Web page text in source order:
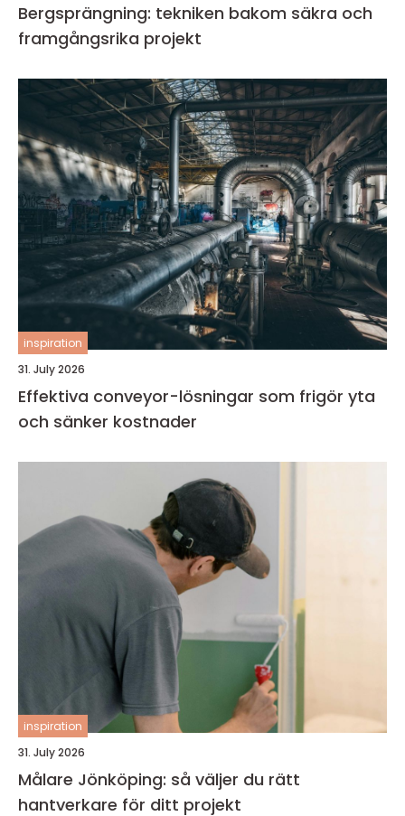
Bergsprängning: tekniken bakom säkra och
framgångsrika projekt
inspiration
31. July 2026
Effektiva conveyor-lösningar som frigör yta
och sänker kostnader
inspiration
31. July 2026
Målare Jönköping: så väljer du rätt
hantverkare för ditt projekt